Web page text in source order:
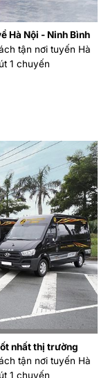
Hà Nội - Ninh Bình
tận nơi tuyến Hà
1 chuyến
nhất thị trường
tận nơi tuyến Hà
1 chuyến